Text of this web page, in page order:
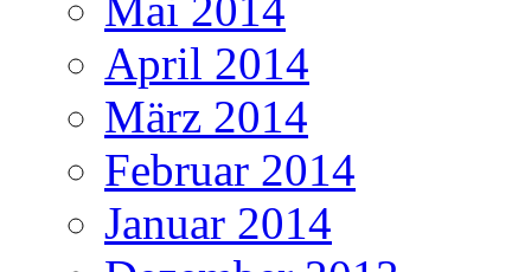
Mai 2014
April 2014
März 2014
Februar 2014
Januar 2014